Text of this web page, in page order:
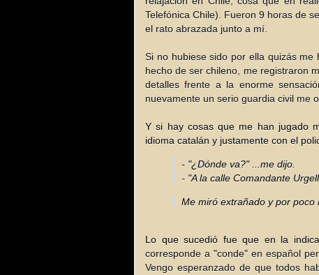
Telefónica Chile). Fueron 9 horas de
el rato abrazada junto a mí.
Si no hubiese sido por ella quizás
hecho de ser chileno, me registraron
detalles frente a la enorme
nuevamente un serio guardia civil me
Y si hay cosas que me han jugado
idioma catalán y justamente con el
- "¿Dónde va?" ...me dijo.
- "A la calle Comandante
Me miró extrañado y por poco
Lo que sucedió fue que en la
corresponde a "conde" en español
Vengo esperanzado de que todos